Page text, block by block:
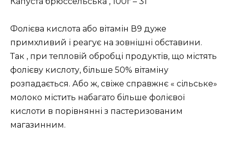
Фолієва кислота або вітамін В9 дуже
примхливий і реагує на зовнішні обставини.
Так , при тепловій обробці продуктів, що містять
фолієву кислоту, більше 50% вітаміну
розпадається. Або ж, свіже справжнє « сільське»
молоко містить набагато більше фолієвої
кислоти в порівнянні з пастеризованим
магазинним.